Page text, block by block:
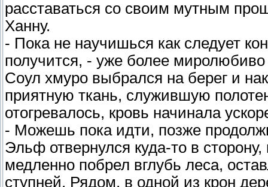
расставаться со своим мутным
Ханну.
- Пока не научишься как следует
получится, - уже более
Соул хмуро выбрался на берег и
приятную ткань, служившую
отогревалось, кровь начинала
- Можешь пока идти, позже
Эльф отвернулся куда-то в
медленно побрел вглубь леса,
ступней. Рядом, в одной из крон